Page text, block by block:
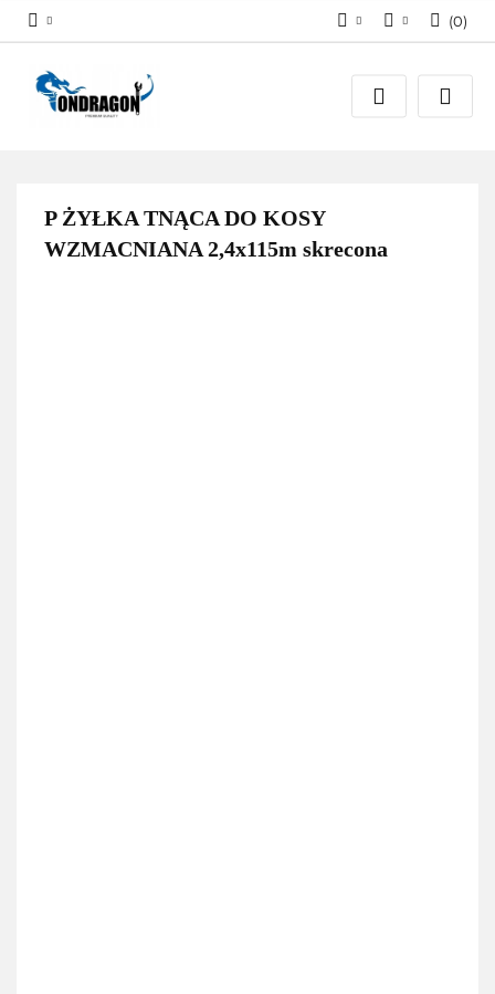
PLN
Zaloguj się
Załóż konto
(0)
P ŻYŁKA TNĄCA DO KOSY
WZMACNIANA 2,4x115m skrecona